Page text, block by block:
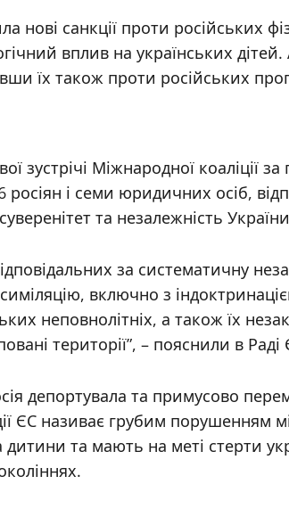
нові санкції проти російських
вплив на українських
їх також проти російських
зустрічі Міжнародної коаліції
і семи юридичних осіб,
та незалежність
за систематичну
включно з
неповнолітніх, а також їх
території”, – пояснили в Раді
депортувала та примусово
ЄС називає грубим порушенням
та мають на меті стерти